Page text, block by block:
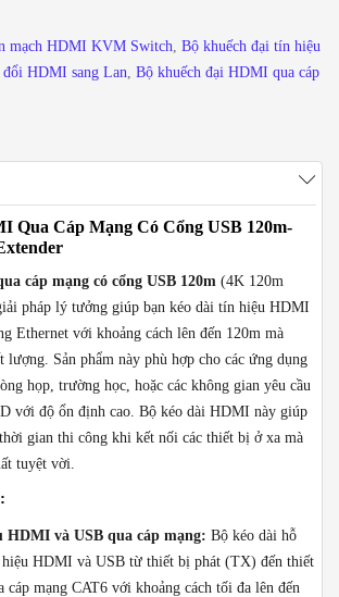
mạch HDMI KVM Switch Bộ khuếch đại tín hiệu
đổi HDMI sang Lan Bộ khuếch đại HDMI qua cáp
Qua Cáp Mạng Có Cổng USB 120m-
cáp mạng có cổng USB 120m (4K 120m
pháp lý tưởng giúp bạn kéo dài tín hiệu HDMI
Ethernet với khoảng cách lên đến 120m mà
lượng. Sản phẩm này phù hợp cho các ứng dụng
họp, trường học, hoặc các không gian yêu cầu
với độ ổn định cao. Bộ kéo dài HDMI này giúp
gian thi công khi kết nối các thiết bị ở xa mà
tuyệt vời.
HDMI và USB qua cáp mạng: Bộ kéo dài hỗ
HDMI và USB từ thiết bị phát (TX) đến thiết
cáp mạng CAT6 với khoảng cách tối đa lên đến